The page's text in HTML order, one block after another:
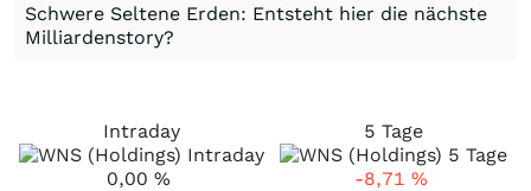
Schwere Seltene Erden: Entsteht hier die nächste
Milliardenstory?
Intraday
0,00 %
5 Tage
-8,71 %